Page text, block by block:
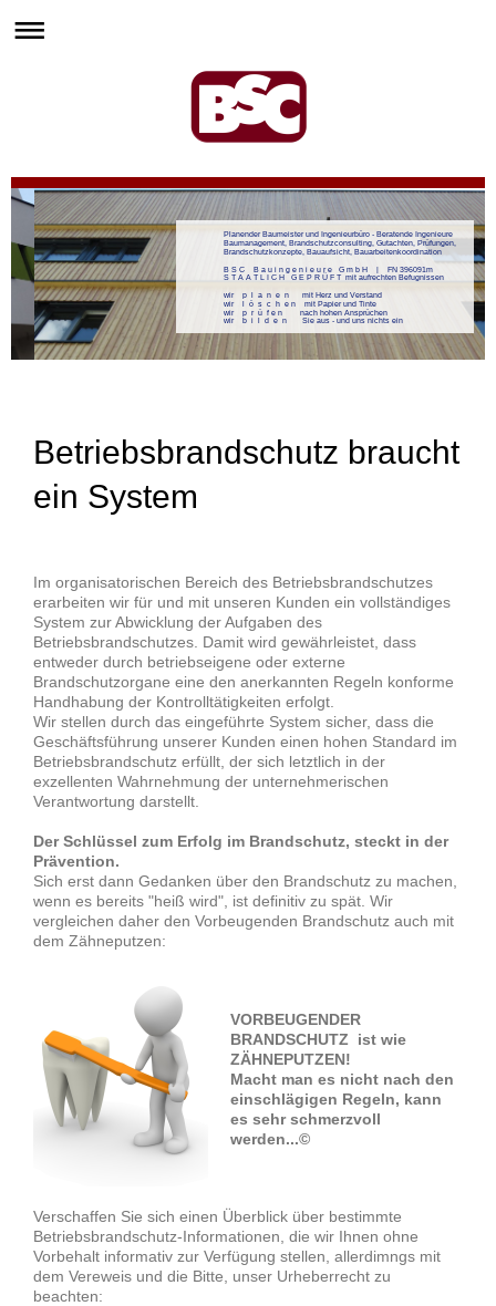
Planender Baumeister und Ingenieurbüro - Beratende Ingenieure
Baumanagement, Brandschutzconsulting, Gutachten, Prüfungen,
Brandschutzkonzepte, Bauaufsicht, Bauarbeitenkoordination
B S C B a u i n g e n i e u r e G m b H | FN 396091m
S T A A T L I C H G E P R Ü F T mit aufrechten Befugnissen
wir p l a n e n mit Herz und Verstand
wir l ö s c h e n mit Papier und Tinte
wir p r ü f e n nach hohen Ansprüchen
wir b i l d e n Sie aus - und uns nichts ein
Betriebsbrandschutz braucht
ein System
Im organisatorischen Bereich des Betriebsbrandschutzes
erarbeiten wir für und mit unseren Kunden ein vollständiges
System zur Abwicklung der Aufgaben des
Betriebsbrandschutzes. Damit wird gewährleistet, dass
entweder durch betriebseigene oder externe
Brandschutzorgane eine den anerkannten Regeln konforme
Handhabung der Kontrolltätigkeiten erfolgt.
Wir stellen durch das eingeführte System sicher, dass die
Geschäftsführung unserer Kunden einen hohen Standard im
Betriebsbrandschutz erfüllt, der sich letztlich in der
exzellenten Wahrnehmung der unternehmerischen
Verantwortung darstellt.
Der Schlüssel zum Erfolg im Brandschutz, steckt in der
Prävention.
Sich erst dann Gedanken über den Brandschutz zu machen,
wenn es bereits "heiß wird", ist definitiv zu spät. Wir
vergleichen daher den Vorbeugenden Brandschutz auch mit
dem Zähneputzen:
VORBEUGENDER
BRANDSCHUTZ ist wie
ZÄHNEPUTZEN!
Macht man es nicht nach den
einschlägigen Regeln, kann
es sehr schmerzvoll
werden...©
Verschaffen Sie sich einen Überblick über bestimmte
Betriebsbrandschutz-Informationen, die wir Ihnen ohne
Vorbehalt informativ zur Verfügung stellen, allerdimngs mit
dem Vereweis und die Bitte, unser Urheberrecht zu
beachten: